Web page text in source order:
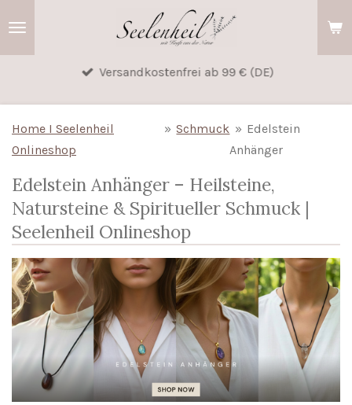
Versandkostenfrei ab 99 € (DE)
Home I Seelenheil
Onlineshop
» Schmuck » Edelstein
Anhänger
Edelstein Anhänger – Heilsteine,
Natursteine & Spiritueller Schmuck |
Seelenheil Onlineshop